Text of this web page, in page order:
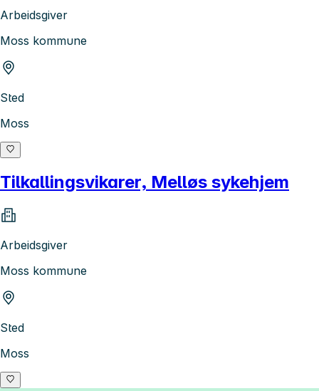
Arbeidsgiver
Moss kommune
Sted
Moss
Tilkallingsvikarer, Melløs sykehjem
Arbeidsgiver
Moss kommune
Sted
Moss